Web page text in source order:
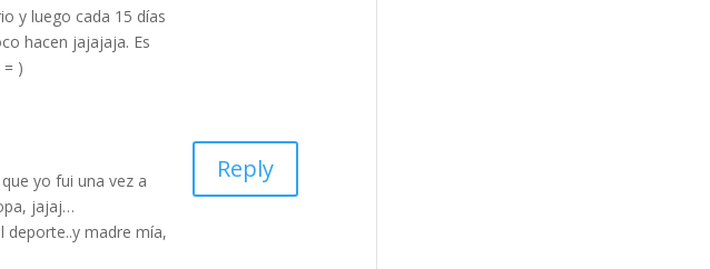
y luego cada 15 días
hacen jajajaja. Es
)
yo fui una vez a
jajaj…
deporte..y madre mía,
Reply